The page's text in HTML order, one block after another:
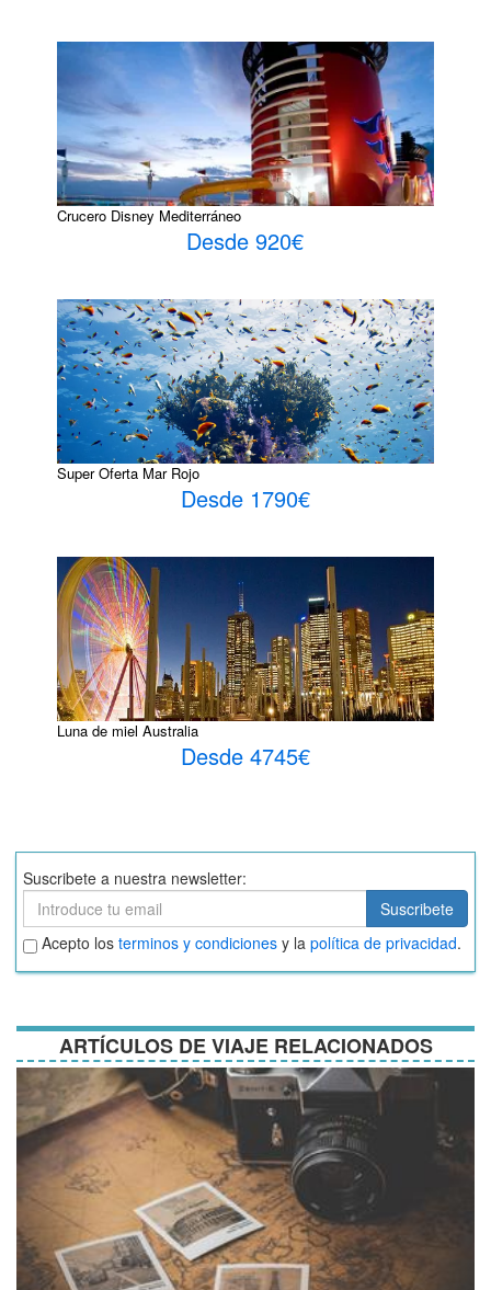
Crucero Disney Mediterráneo
Desde 920€
Super Oferta Mar Rojo
Desde 1790€
Luna de miel Australia
Desde 4745€
Suscribete a nuestra newsletter:
Suscribete
Suscribete
Aceptar
términos
y
Acepto los terminos y condiciones y la política de privacidad.
ARTÍCULOS DE VIAJE RELACIONADOS